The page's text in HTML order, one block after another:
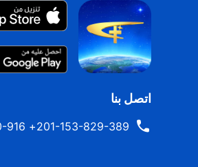
اتصل بنا
201-153-829-389+ 213-551-750-916+